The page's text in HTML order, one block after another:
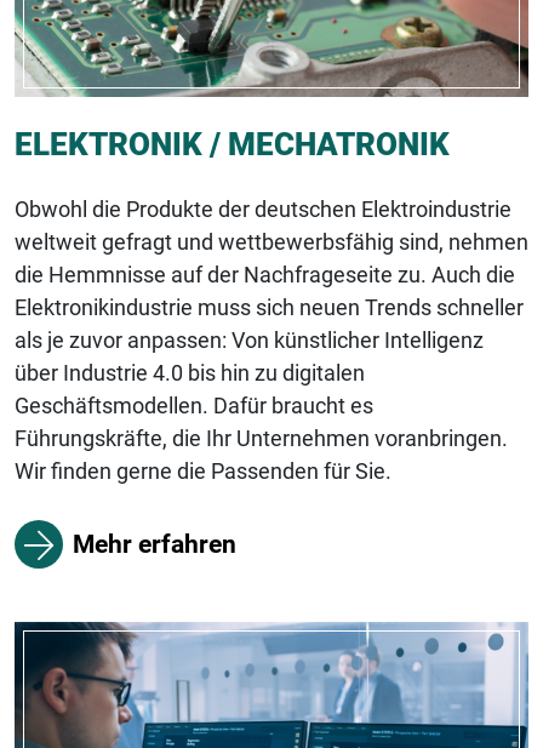
ELEKTRONIK / MECHATRONIK
Obwohl die Produkte der deutschen Elektroindustrie
weltweit gefragt und wettbewerbsfähig sind, nehmen
die Hemmnisse auf der Nachfrageseite zu. Auch die
Elektronikindustrie muss sich neuen Trends schneller
als je zuvor anpassen: Von künstlicher Intelligenz
über Industrie 4.0 bis hin zu digitalen
Geschäftsmodellen. Dafür braucht es
Führungskräfte, die Ihr Unternehmen voranbringen.
Wir finden gerne die Passenden für Sie.
Mehr erfahren